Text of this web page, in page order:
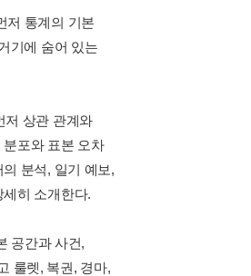
저 통계의 기본
기에 숨어 있는
저 상관 관계와
포와 표본 오차
분석, 일기 예보,
히 소개한다.
공간과 사건,
룰렛, 복권, 경마,